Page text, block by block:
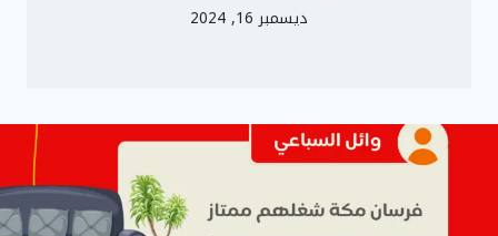
ديسمبر 16, 2024